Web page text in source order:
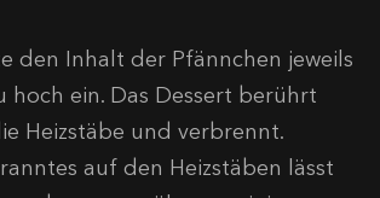
den Inhalt der Pfännchen jeweils
hoch ein. Das Dessert berührt
Heizstäbe und verbrennt.
auf den Heizstäben lässt